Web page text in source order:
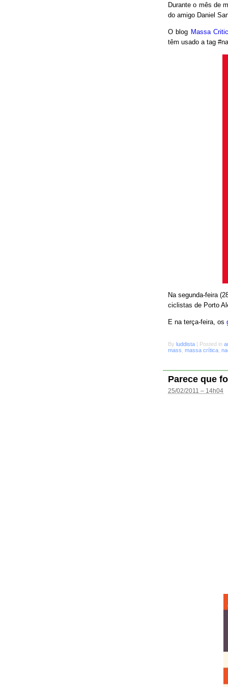
Durante o mês de
do amigo Daniel
O blog Massa
têm usado a tag
Na segunda-feira
ciclistas de Porto
E na terça-feira, os
By luddista | Posted in
mass massa crítica
Parece que
25/02/2011 – 14h04